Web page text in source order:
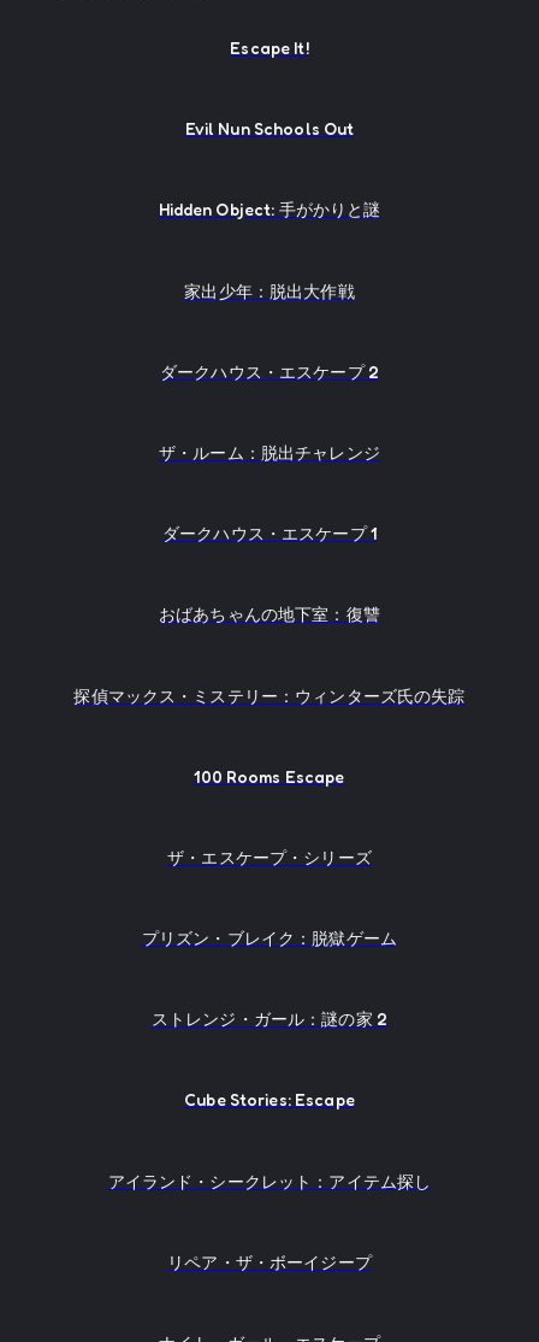
Escape It!
Evil Nun Schools Out
Hidden Object: 手がかりと謎
家出少年：脱出大作戦
ダークハウス・エスケープ 2
ザ・ルーム：脱出チャレンジ
ダークハウス・エスケープ 1
おばあちゃんの地下室：復讐
探偵マックス・ミステリー：ウィンターズ氏の失踪
100 Rooms Escape
ザ・エスケープ・シリーズ
プリズン・ブレイク：脱獄ゲーム
ストレンジ・ガール：謎の家 2
Cube Stories: Escape
アイランド・シークレット：アイテム探し
リペア・ザ・ボーイジープ